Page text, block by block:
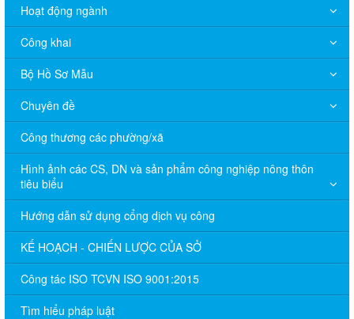
Hoạt động ngành
Công khai
Bộ Hồ Sơ Mẫu
Chuyên đề
Công thương các phường/xã
Hình ảnh các CS, DN và sản phẩm công nghiệp nông thôn
tiêu biểu
Hướng dẫn sử dụng cổng dịch vụ công
KẾ HOẠCH - CHIẾN LƯỢC CỦA SỞ
Công tác ISO TCVN ISO 9001:2015
Tìm hiểu pháp luật